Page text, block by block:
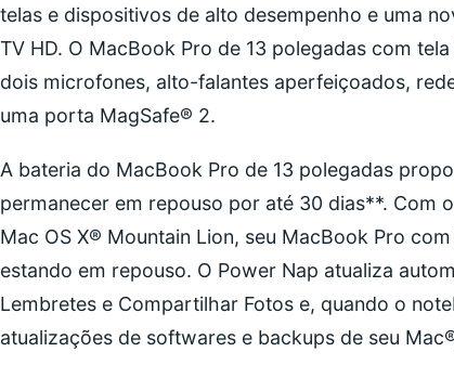
telas e dispositivos de alto desempenho e uma
TV HD. O MacBook Pro de 13 polegadas com
dois microfones, alto-falantes aperfeiçoados,
uma porta MagSafe® 2.
A bateria do MacBook Pro de 13 polegadas
permanecer em repouso por até 30 dias**. Com
Mac OS X® Mountain Lion, seu MacBook Pro
estando em repouso. O Power Nap atualiza
Lembretes e Compartilhar Fotos e, quando o
atualizações de softwares e backups de seu